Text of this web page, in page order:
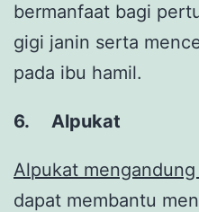
bermanfaat bagi
gigi janin serta
pada ibu hamil.
6. Alpukat
Alpukat
dapat membantu